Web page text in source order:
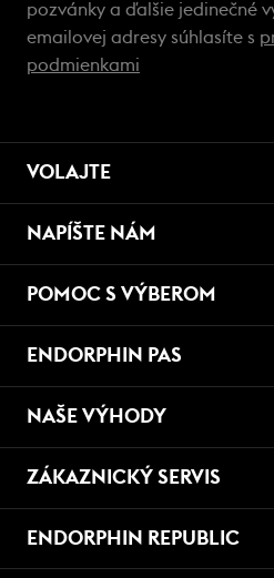
pozvánky a ďalšie jedinečné
emailovej adresy súhlasíte s
podmienkami
VOLAJTE
NAPÍŠTE NÁM
POMOC S VÝBEROM
ENDORPHIN PAS
NAŠE VÝHODY
ZÁKAZNICKÝ SERVIS
ENDORPHIN REPUBLIC